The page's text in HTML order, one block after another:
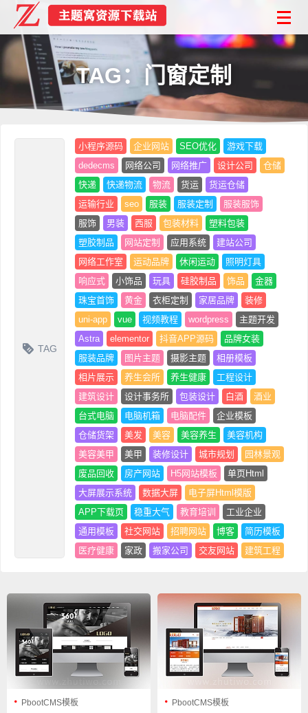
TAG：门窗定制
TAG
小程序源码 企业网站 SEO优化
游戏下载
dedecms
网络公司 网络推广 设计公司
仓储
快递
快递物流 物流 货运
货运仓储
运输行业
seo 服装 服装定制
服装服饰
服饰
男装 西服 包装材料
塑料包装
塑胶制品
网站定制 应用系统
建站公司
网络工作室
运动品牌 休闲运动
照明灯具
响应式
小饰品 玩具 硅胶制品 饰品
金器
珠宝首饰
黄金 衣柜定制 家居品牌
装修
uni-app
vue 视频教程 wordpress
主题开发
Astra
elementor 抖音APP源码
品牌女装
服装品牌
图片主题 摄影主题
相册模板
相片展示
养生会所 养生健康
工程设计
建筑设计
设计事务所 包装设计 白酒
酒业
台式电脑
电脑机箱 电脑配件
企业模板
仓储货架
美发 美容 美容养生
美容机构
美容美甲
美甲 装修设计 城市规划
园林景观
废品回收
房产网站 H5网站模板
单页Html
大屏展示系统
数据大屏
电子屏Html模版
APP下载页
稳重大气 教育培训
工业企业
通用模板
社交网站 招聘网站 博客
简历模板
医疗健康
家政 搬家公司 交友网站 建筑工程
PbootCMS模板 PbootCMS模板